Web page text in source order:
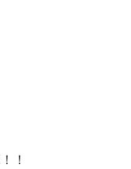
！